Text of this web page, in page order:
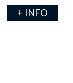
+ INFO